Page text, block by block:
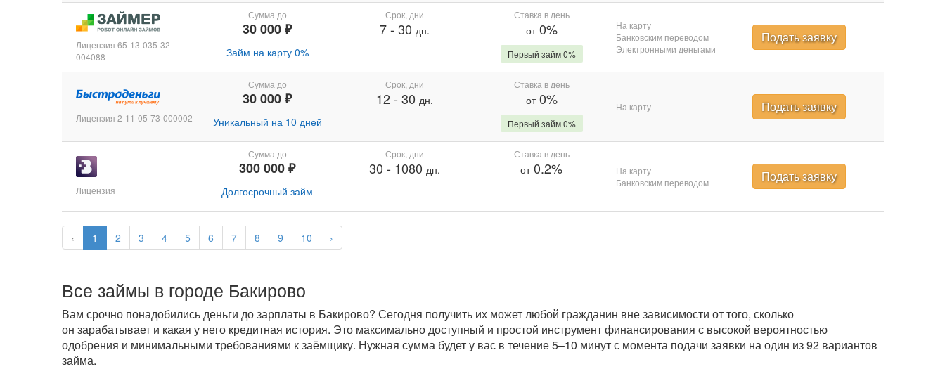
‹ 1 2 3 4 5 6 7 8 9 10 ›
Лицензия 65-13-035-32-
004088
Сумма до
30 000 ₽
Займ на карту 0%
Срок, дни
7- 30 дн.
Ставка в день
от0%
Первый займ 0%
На карту
Банковским переводом
Электронными деньгами
Подать заявку
Лицензия 2-11-05-73-000002
Сумма до
30 000 ₽
Уникальный на 10 дней
Срок, дни
12- 30 дн.
Ставка в день
от0%
Первый займ 0%
На карту Подать заявку
Лицензия
Сумма до
300 000 ₽
Долгосрочный займ
Срок, дни
30 - 1080 дн.
Ставка в день
от0.2%
На карту
Банковским переводом
Подать заявку
Все займы в городе Бакирово
Вам срочно понадобились деньги до зарплаты в Бакирово? Сегодня получить их может любой гражданин вне зависимости от того, сколько
он зарабатывает и какая у него кредитная история. Это максимально доступный и простой инструмент финансирования с высокой вероятностью
одобрения и минимальными требованиями к заёмщику. Нужная сумма будет у вас в течение 5–10 минут с момента подачи заявки на один из 92 вариантов
займа.